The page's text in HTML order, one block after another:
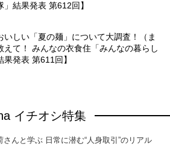
」結果発表 第612回】
いしい「夏の麺」について大調査！（ま
えて！ みんなの衣食住「みんなの暮らし
果発表 第611回】
イチオシ特集
さんと学ぶ 日常に潜む“人身取引”のリアル